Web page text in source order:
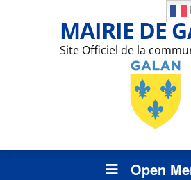
MAIRIE DE
Site Officiel de la
Open